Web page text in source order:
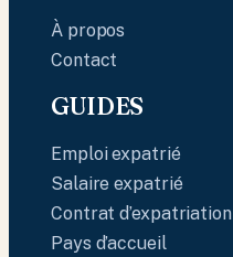
À propos
Contact
GUIDES
Emploi expatrié
Salaire expatrié
Contrat d’expatriation
Pays d’accueil